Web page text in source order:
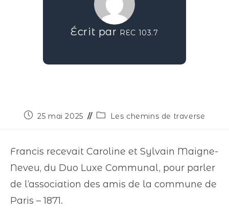
Écrit par REC 103.7
25 mai 2025 Les chemins de traverse
Francis recevait Caroline et Sylvain Maigne-
Neveu, du Duo Luxe Communal, pour parler
de l’association des amis de la commune de
Paris – 1871.